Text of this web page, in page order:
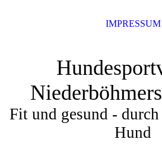
Fit und gesund -
Hund
IMPRESSUM